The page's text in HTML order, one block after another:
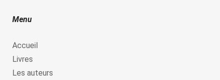
Menu
Accueil
Livres
Les auteurs